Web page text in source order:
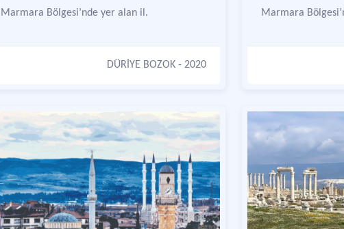
Marmara Bölgesi’nde yer alan il.
DÜRİYE BOZOK - 2020
Marmara